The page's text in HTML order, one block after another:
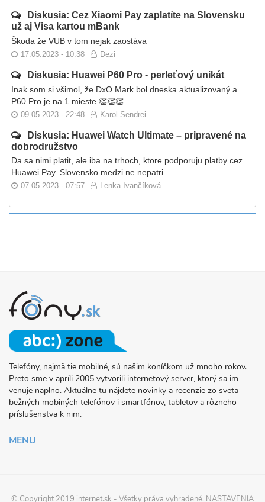
Diskusia: Cez Xiaomi Pay zaplatíte na Slovensku
už aj Visa kartou mBank
Škoda že VUB v tom nejak zaostáva
17.05.2023 - 10:38 Dezi
Diskusia: Huawei P60 Pro - perleťový unikát
Inak som si všimol, že DxO Mark bol dneska aktualizovaný a
P60 Pro je na 1.mieste 👏👏👏
09.05.2023 - 22:48 Karol Sendrei
Diskusia: Huawei Watch Ultimate – pripravené na
dobrodružstvo
Da sa nimi platit, ale iba na trhoch, ktore podporuju platby cez
Huawei Pay. Slovensko medzi ne nepatri.
07.05.2023 - 07:57 Lenka Ivančíková
O
PROJEKTE
FONY.SK
Telefóny, najmä tie mobilné, sú našim koníčkom už mnoho rokov.
Preto sme v apríli 2005 vytvorili internetový server, ktorý sa im
venuje naplno. Aktuálne tu nájdete novinky a recenzie zo sveta
bežných mobiných telefónov i smartfónov, tabletov a rôzneho
príslušenstva k nim.
MENU
© Copyright 2019 internet.sk - Všetky práva vyhradené. NASTAVENIA